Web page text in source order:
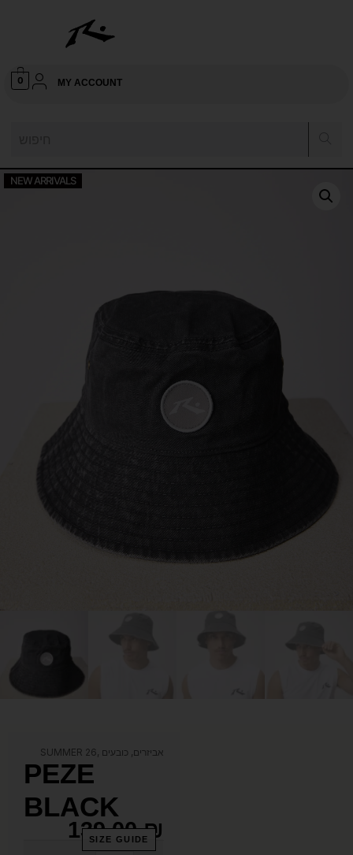
0 MY ACCOUNT
NEW ARRIVALS
SUMMER 26, אביזרים, כובעים
PEZE
BLACK
139.00₪
SIZE GUIDE